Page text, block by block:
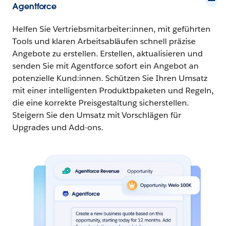
Agentforce
Helfen Sie Vertriebsmitarbeiter:innen, mit geführten
Tools und klaren Arbeitsabläufen schnell präzise
Angebote zu erstellen. Erstellen, aktualisieren und
senden Sie mit Agentforce sofort ein Angebot an
potenzielle Kund:innen. Schützen Sie Ihren Umsatz
mit einer intelligenten Produktbpaketen und Regeln,
die eine korrekte Preisgestaltung sicherstellen.
Steigern Sie den Umsatz mit Vorschlägen für
Upgrades und Add-ons.